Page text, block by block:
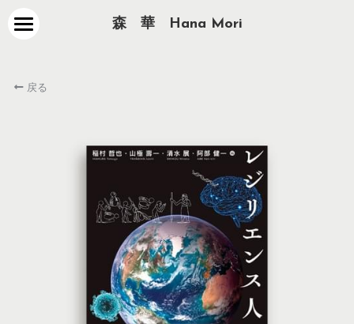
森　華　Hana Mori
works
戻る